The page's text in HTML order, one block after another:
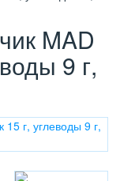
MAD
9 г,